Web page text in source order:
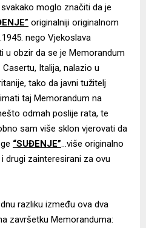
moglo značiti da je
originalniji originalnom
nego Vjekoslava
u obzir da se je Memorandum
Italija, nalazio u
tako da javni tužitelj
taj Memorandum na
odmah poslije rata, te
sam više sklon vjerovati da
“SUĐENJE” …više originalno
drugi zainteresirani za ovu
razliku između ova dva
završetku Memoranduma: